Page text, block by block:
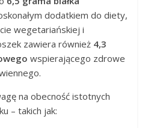
dodatkiem do diety,
wegetariańskiej i
zawiera również 4,3
wspierającego zdrowe
na obecność istotnych
– takich jak: